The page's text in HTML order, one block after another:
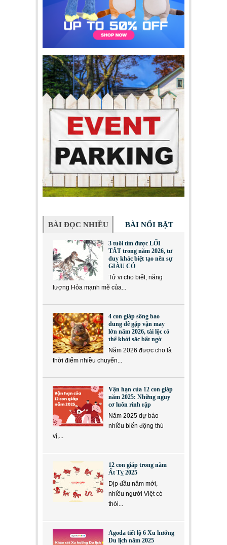
BÀI ĐỌC NHIỀU BÀI NỔI BẬT
3 tuổi tìm được LỐI
TẮT trong năm 2026, tư
duy khác biệt tạo nên sự
GIÀU CÓ
Tử vi cho biết, năng
lượng Hỏa mạnh mẽ của...
4 con giáp sống bao
dung dễ gặp vận may
lớn năm 2026, tài lộc có
thể khởi sắc bất ngờ
Năm 2026 được cho là
thời điểm nhiều chuyển...
Vận hạn của 12 con giáp
năm 2025: Những nguy
cơ luôn rình rập
Năm 2025 dự báo
nhiều biến động thú
vị,...
12 con giáp trong năm
Ất Tỵ 2025
Dịp đầu năm mới,
nhiều người Việt có
thói...
Agoda tiết lộ 6 Xu hướng
Du lịch năm 2025